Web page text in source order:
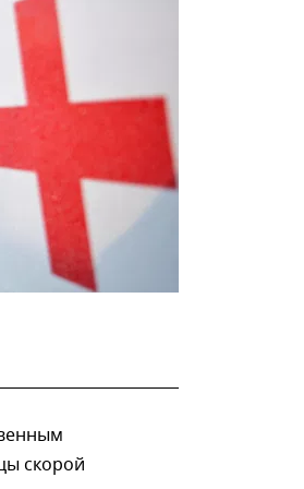
скорой